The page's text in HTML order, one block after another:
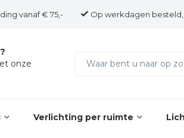
Verlichting per ruimte
vanaf € 75,- Op werkdagen
onze